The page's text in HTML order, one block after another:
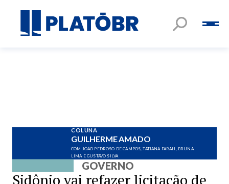
COLUNA
GUILHERME AMADO
COM JOÃO PEDROSO DE CAMPOS, TATIANA FARAH, BRUNA
LIMA E GUSTAVO SILVA
GOVERNO
Sidônio vai refazer licitação de